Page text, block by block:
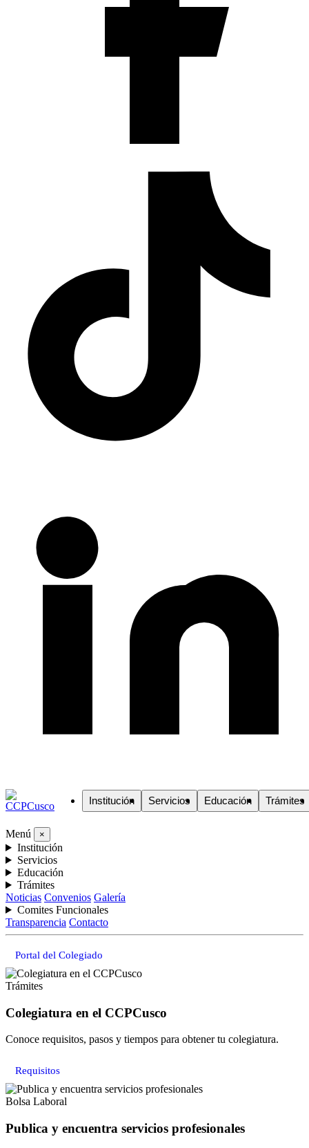
Institución Servicios Educación Trámites
Menú ×
Institución
Servicios
Educación
Trámites
Noticias Convenios Galería
Comites Funcionales
Transparencia Contacto
Portal del Colegiado
Trámites
Colegiatura en el CCPCusco
Conoce requisitos, pasos y tiempos para obtener tu colegiatura.
Requisitos
Bolsa Laboral
Publica y encuentra servicios profesionales